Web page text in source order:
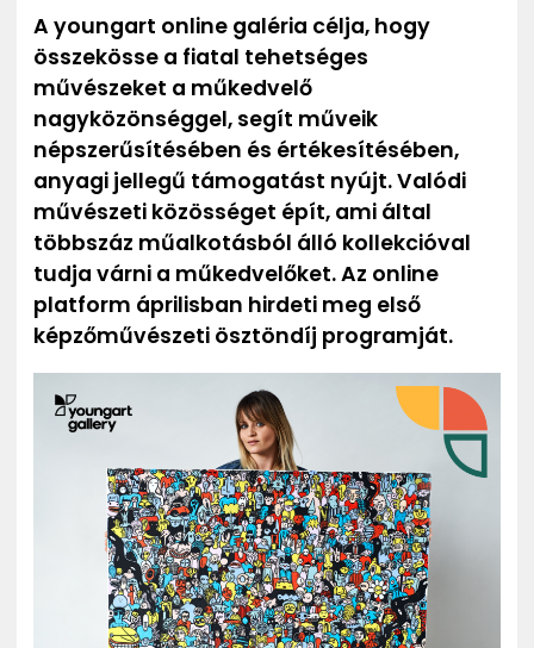
ZENE
MÉDIAAJÁNLAT
IMPRESSZUM
PR-ARCHÍVUM
ADATKEZELÉSI TÁJÉKOZTATÓ
A youngart online galéria célja, hogy
összekösse a fiatal tehetséges
művészeket a műkedvelő
nagyközönséggel, segít műveik
népszerűsítésében és értékesítésében,
anyagi jellegű támogatást nyújt. Valódi
művészeti közösséget épít, ami által
többszáz műalkotásból álló kollekcióval
tudja várni a műkedvelőket. Az online
platform áprilisban hirdeti meg első
képzőművészeti ösztöndíj programját.